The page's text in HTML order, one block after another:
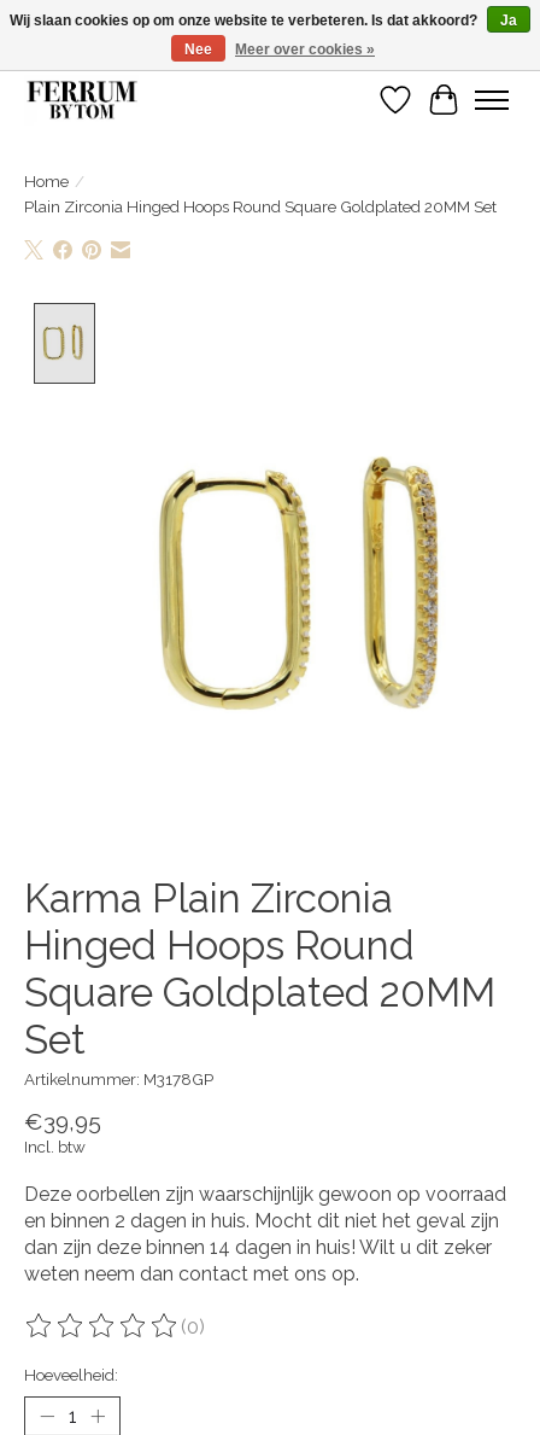
Wij zijn gelsoten van 14 tm 18 februari
Verlanglijst
Home /
Plain Zirconia Hinged Hoops Round Square Goldplated 20MM Set
Karma Plain Zirconia
Hinged Hoops Round
Square Goldplated 20MM
Set
Artikelnummer: M3178GP
€39,95
Incl. btw
Deze oorbellen zijn waarschijnlijk gewoon op voorraad
en binnen 2 dagen in huis. Mocht dit niet het geval zijn
dan zijn deze binnen 14 dagen in huis! Wilt u dit zeker
weten neem dan contact met ons op.
De beoordeling van dit product is
(0)
Hoeveelheid:
Wij slaan cookies op om onze website te verbeteren. Is dat akkoord?
Ja
Nee
Meer over cookies »